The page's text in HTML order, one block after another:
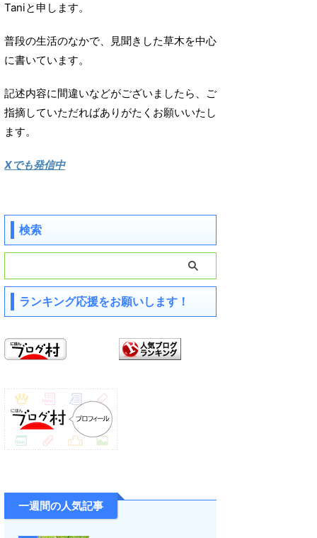
Taniと申します。
普段の生活のなかで、見聞きした草木を中心
に書いています。
記述内容に間違いなどがございましたら、ご
指摘していただればありがたくお願いいたし
ます。
Xでも発信中
検索
ランキング応援をお願いします！
一週間の人気記事